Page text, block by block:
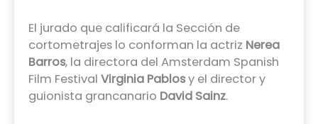
El jurado que calificará la Sección de
cortometrajes lo conforman la actriz Nerea
Barros, la directora del Amsterdam Spanish
Film Festival Virginia Pablosy el director y
guionista grancanario David Sainz.